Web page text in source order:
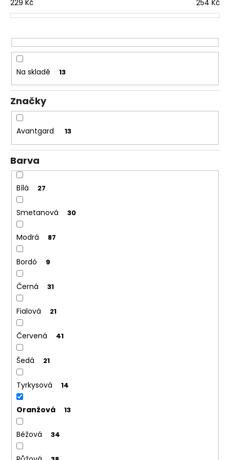
u
k
ů
229 Kč 254 Kč
Na skladě 13
Značky
Avantgard 13
Barva
Bílá 27
Smetanová 30
Modrá 87
Bordó 9
Černá 31
Fialová 21
Červená 41
Šedá 21
Tyrkysová 14
Oranžová 13
Béžová 34
a
í
t
?
D
o
p
o
u
u
m
SET
LÁTKOVÉ
ŠLE
KOŽENÝM
STŘEDEM
ZAPÍNÁNÍM
NA
KLIPY
35
MM,
MOTÝLEK